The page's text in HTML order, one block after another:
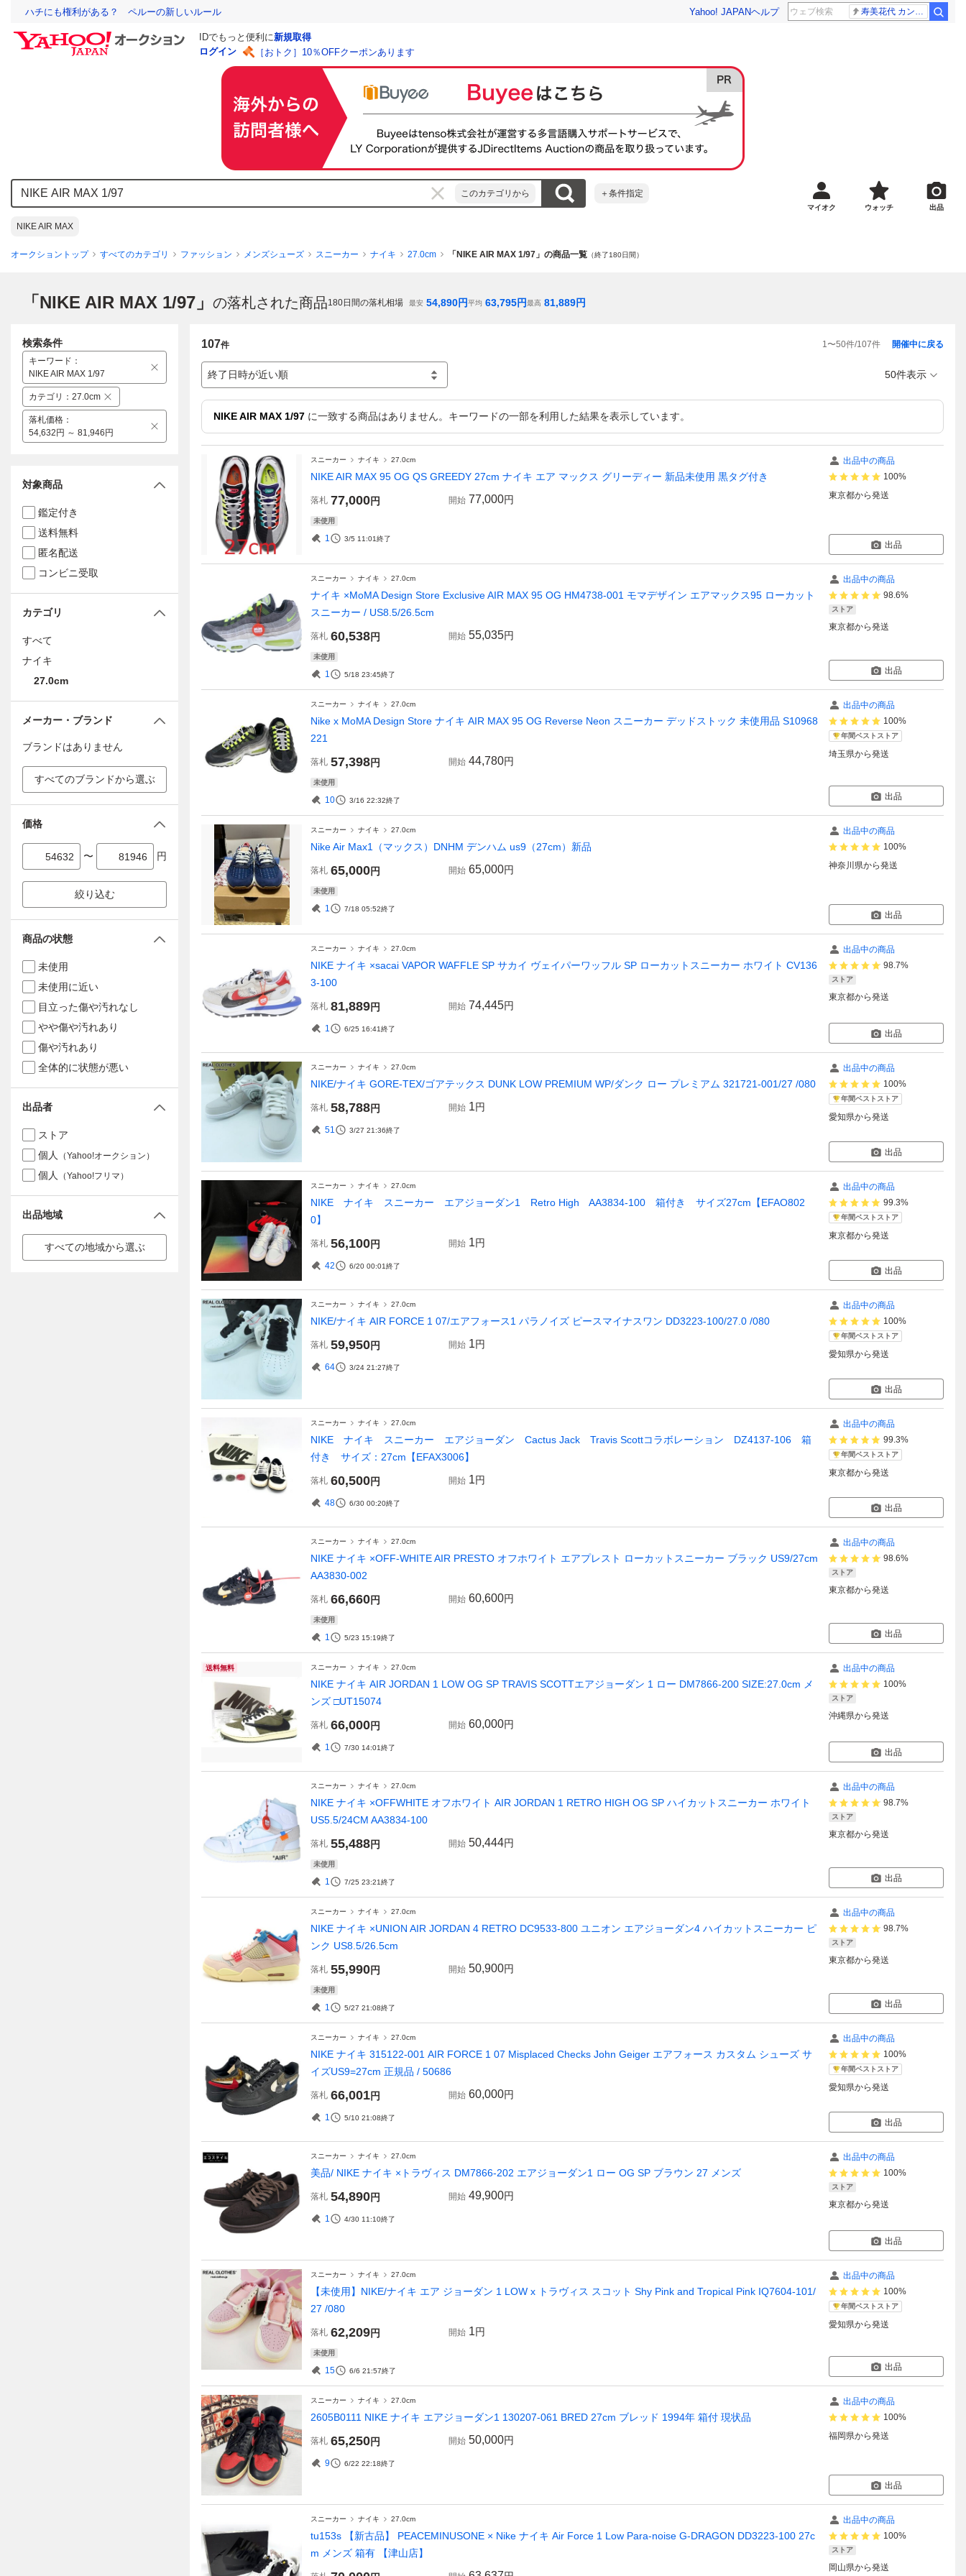
ハチにも権利がある？ ペルーの新しいルール Yahoo! JAPANヘルプ 寿美花代 カンニング竹山
IDでもっと便利に新規取得
ログイン
［おトク］10％OFFクーポンあります
このカテゴリから ＋条件指定
NIKE AIR MAX
マイオク ウォッチ 出品
オークショントップ すべてのカテゴリ ファッション メンズシューズ スニーカー ナイキ 27.0cm 「NIKE AIR MAX 1/97」の商品一覧 （終了180日間）
「NIKE AIR MAX 1/97」 の落札された商品180日間の落札相場 最安 54,890円平均 63,795円最高 81,889円
107件 1〜50件/107件
終了日時が近い順
開催中に戻る
50件表示
NIKE AIR MAX 1/97 に一致する商品はありません。キーワードの一部を利用した結果を表示しています。
スニーカー ナイキ 27.0cm
NIKE AIR MAX 95 OG QS GREEDY 27cm ナイキ エア マックス グリーディー 新品未使用 黒タグ付き
落札 77,000円 開始 77,000円
未使用
1 3/5 11:01終了
出品中の商品
100%
東京都から発送
出品
スニーカー ナイキ 27.0cm
ナイキ ×MoMA Design Store Exclusive AIR MAX 95 OG HM4738-001 モマデザイン エアマックス95 ローカット
スニーカー / US8.5/26.5cm
落札 60,538円 開始 55,035円
未使用
1 5/18 23:45終了
出品中の商品
98.6%
ストア
東京都から発送
出品
スニーカー ナイキ 27.0cm
Nike x MoMA Design Store ナイキ AIR MAX 95 OG Reverse Neon スニーカー デッドストック 未使用品 S10968
221
落札 57,398円 開始 44,780円
未使用
10 3/16 22:32終了
出品中の商品
100%
年間ベストストア
埼玉県から発送
出品
スニーカー ナイキ 27.0cm
Nike Air Max1（マックス）DNHM デンハム us9（27cm）新品
落札 65,000円 開始 65,000円
未使用
1 7/18 05:52終了
出品中の商品
100%
神奈川県から発送
出品
スニーカー ナイキ 27.0cm
NIKE ナイキ ×sacai VAPOR WAFFLE SP サカイ ヴェイパーワッフル SP ローカットスニーカー ホワイト CV136
3-100
落札 81,889円 開始 74,445円
1 6/25 16:41終了
出品中の商品
98.7%
ストア
東京都から発送
出品
スニーカー ナイキ 27.0cm
NIKE/ナイキ GORE-TEX/ゴアテックス DUNK LOW PREMIUM WP/ダンク ロー プレミアム 321721-001/27 /080
落札 58,788円 開始 1円
51 3/27 21:36終了
出品中の商品
100%
年間ベストストア
愛知県から発送
出品
スニーカー ナイキ 27.0cm
NIKE ナイキ スニーカー エアジョーダン1 Retro High AA3834-100 箱付き サイズ27cm【EFAO802
0】
落札 56,100円 開始 1円
42 6/20 00:01終了
出品中の商品
99.3%
年間ベストストア
東京都から発送
出品
スニーカー ナイキ 27.0cm
NIKE/ナイキ AIR FORCE 1 07/エアフォース1 パラノイズ ピースマイナスワン DD3223-100/27.0 /080
落札 59,950円 開始 1円
64 3/24 21:27終了
出品中の商品
100%
年間ベストストア
愛知県から発送
出品
スニーカー ナイキ 27.0cm
NIKE ナイキ スニーカー エアジョーダン Cactus Jack Travis Scottコラボレーション DZ4137-106 箱
付き サイズ：27cm【EFAX3006】
落札 60,500円 開始 1円
48 6/30 00:20終了
出品中の商品
99.3%
年間ベストストア
東京都から発送
出品
スニーカー ナイキ 27.0cm
NIKE ナイキ ×OFF-WHITE AIR PRESTO オフホワイト エアプレスト ローカットスニーカー ブラック US9/27cm
AA3830-002
落札 66,660円 開始 60,600円
未使用
1 5/23 15:19終了
出品中の商品
98.6%
ストア
東京都から発送
出品
送料無料 スニーカー ナイキ 27.0cm
NIKE ナイキ AIR JORDAN 1 LOW OG SP TRAVIS SCOTTエアジョーダン 1 ロー DM7866-200 SIZE:27.0cm メ
ンズ □UT15074
落札 66,000円 開始 60,000円
1 7/30 14:01終了
出品中の商品
100%
ストア
沖縄県から発送
出品
スニーカー ナイキ 27.0cm
NIKE ナイキ ×OFFWHITE オフホワイト AIR JORDAN 1 RETRO HIGH OG SP ハイカットスニーカー ホワイト
US5.5/24CM AA3834-100
落札 55,488円 開始 50,444円
未使用
1 7/25 23:21終了
出品中の商品
98.7%
ストア
東京都から発送
出品
スニーカー ナイキ 27.0cm
NIKE ナイキ ×UNION AIR JORDAN 4 RETRO DC9533-800 ユニオン エアジョーダン4 ハイカットスニーカー ピ
ンク US8.5/26.5cm
落札 55,990円 開始 50,900円
未使用
1 5/27 21:08終了
出品中の商品
98.7%
ストア
東京都から発送
出品
スニーカー ナイキ 27.0cm
NIKE ナイキ 315122-001 AIR FORCE 1 07 Misplaced Checks John Geiger エアフォース カスタム シューズ サ
イズUS9=27cm 正規品 / 50686
落札 66,001円 開始 60,000円
1 5/10 21:08終了
出品中の商品
100%
年間ベストストア
愛知県から発送
出品
スニーカー ナイキ 27.0cm
美品/ NIKE ナイキ ×トラヴィス DM7866-202 エアジョーダン1 ロー OG SP ブラウン 27 メンズ
落札 54,890円 開始 49,900円
1 4/30 11:10終了
出品中の商品
100%
ストア
東京都から発送
出品
スニーカー ナイキ 27.0cm
【未使用】NIKE/ナイキ エア ジョーダン 1 LOW x トラヴィス スコット Shy Pink and Tropical Pink IQ7604-101/
27 /080
落札 62,209円 開始 1円
未使用
15 6/6 21:57終了
出品中の商品
100%
年間ベストストア
愛知県から発送
出品
スニーカー ナイキ 27.0cm
2605B0111 NIKE ナイキ エアジョーダン1 130207-061 BRED 27cm ブレッド 1994年 箱付 現状品
落札 65,250円 開始 50,000円
9 6/22 22:18終了
出品中の商品
100%
福岡県から発送
出品
スニーカー ナイキ 27.0cm
tu153s 【新古品】 PEACEMINUSONE × Nike ナイキ Air Force 1 Low Para-noise G-DRAGON DD3223-100 27c
m メンズ 箱有 【津山店】
出品中の商品
100%
ストア
岡山県から発送
検索条件
キーワード ：
NIKE AIR MAX 1/97
カテゴリ ： 27.0cm
落札価格 ：
54,632円 ～ 81,946円
対象商品
鑑定付き
送料無料
匿名配送
コンビニ受取
カテゴリ
すべて
ナイキ
27.0cm
メーカー・ブランド
ブランドはありません
すべてのブランドから選ぶ
価格
〜 円
絞り込む
商品の状態
未使用
未使用に近い
目立った傷や汚れなし
やや傷や汚れあり
傷や汚れあり
全体的に状態が悪い
出品者
ストア
個人
（Yahoo!オークション）
個人 （Yahoo!フリマ）
出品地域
すべての地域から選ぶ